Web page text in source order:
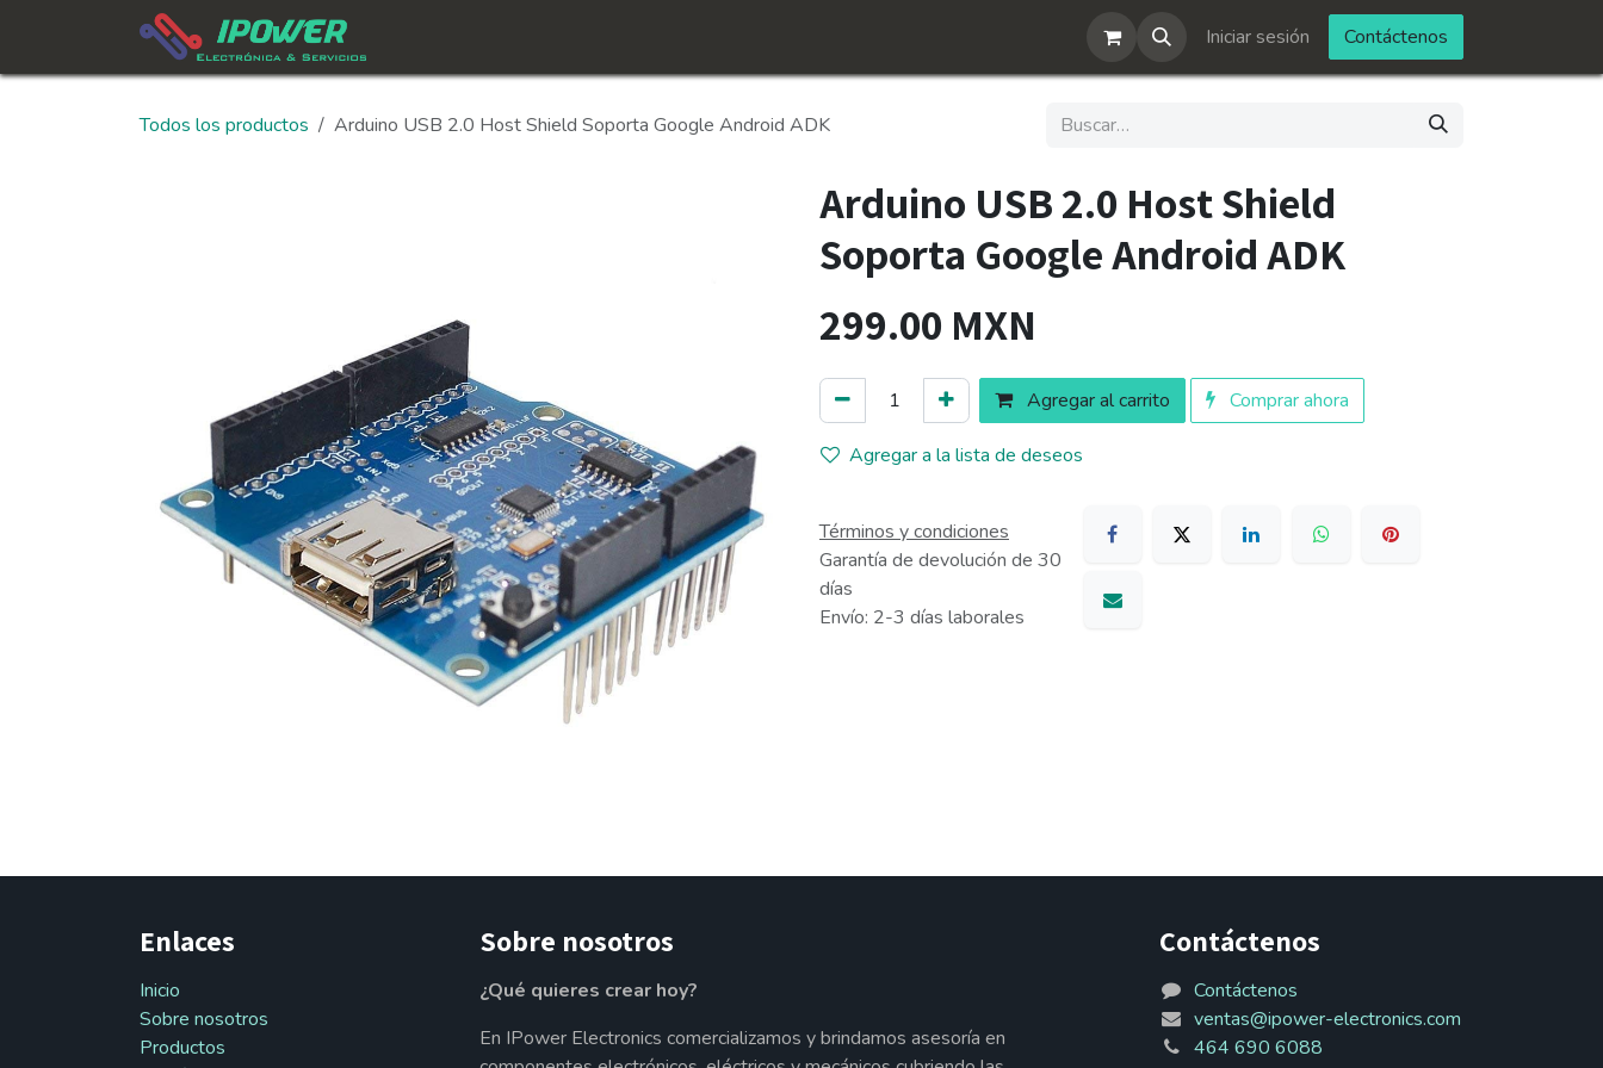
Iniciar sesión Contáctenos
Todos los productos Arduino USB 2.0 Host Shield Soporta Google Android ADK
Arduino USB 2.0 Host Shield
Soporta Google Android ADK
299.00 MXN
Agregar al carrito Comprar ahora
Agregar a la lista de deseos
Términos y condiciones
Garantía de devolución de 30
días
Envío: 2-3 días laborales
Enlaces
Inicio
Sobre nosotros
Productos
Sobre nosotros
¿Qué quieres crear hoy?
En IPower Electronics comercializamos y brindamos asesoría en
Contáctenos
Contáctenos
ventas@ipower-electronics.com
464 690 6088